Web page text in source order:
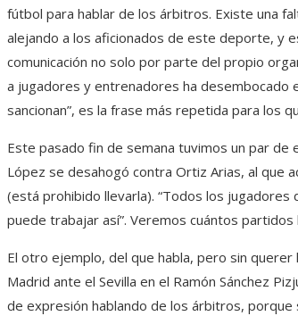
fútbol para hablar de los árbitros. Existe una
alejando a los aficionados de este deporte, y
comunicación no solo por parte del propio
a jugadores y entrenadores ha desembocado
sancionan”, es la frase más repetida para los
Este pasado fin de semana tuvimos un par de
López se desahogó contra Ortiz Arias, al que
(está prohibido llevarla). “Todos los
puede trabajar así”. Veremos cuántos
El otro ejemplo, del que habla, pero sin
Madrid ante el Sevilla en el Ramón Sánchez
de expresión hablando de los árbitros,